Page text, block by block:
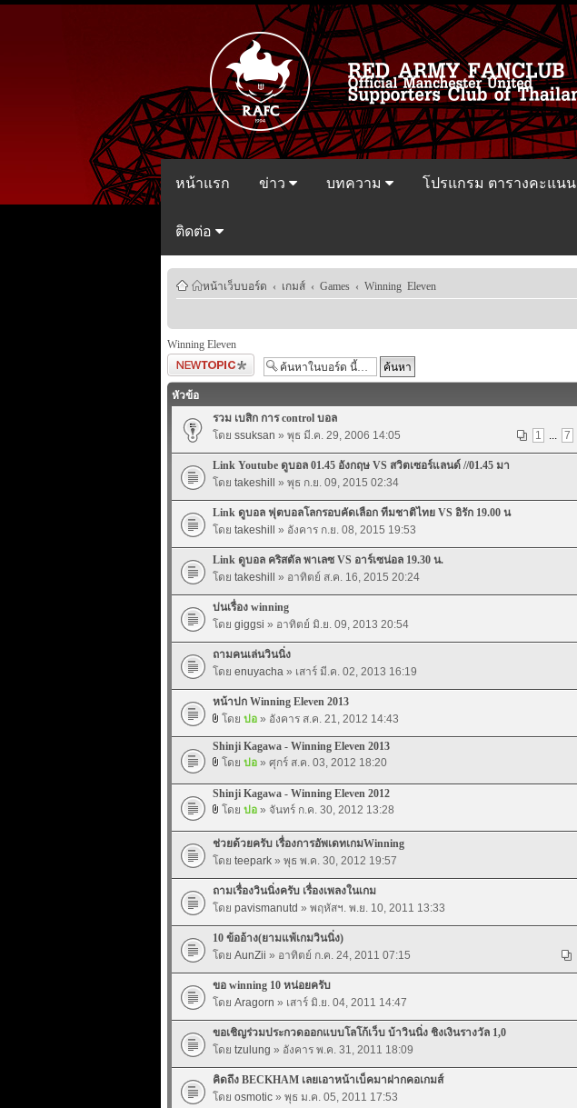
หน้าแรก ข่าว บทความ โปรแกรม ตารางคะแนน
ติดต่อ
หน้าเว็บบอร์ด ‹ เกมส์ ‹ Games ‹ Winning Eleven
Winning Eleven
ตั้งกระทู้ใหม่
หัวข้อ
รวม เบสิก การ control บอล
1
... 7
โดย ssuksan » พุธ มี.ค. 29, 2006 14:05
Link Youtube ดูบอล 01.45 อังกฤษ VS สวิตเซอร์แลนด์ //01.45 มา
โดย takeshill » พุธ ก.ย. 09, 2015 02:34
Link ดูบอล ฟุตบอลโลกรอบคัดเลือก ทีมชาติไทย VS อิรัก 19.00 น
โดย takeshill » อังคาร ก.ย. 08, 2015 19:53
Link ดูบอล คริสตัล พาเลซ VS อาร์เซน่อล 19.30 น.
โดย takeshill » อาทิตย์ ส.ค. 16, 2015 20:24
บ่นเรื่อง winning
โดย giggsi » อาทิตย์ มิ.ย. 09, 2013 20:54
ถามคนเล่นวินนิ่ง
โดย enuyacha» เสาร์ มี.ค. 02, 2013 16:19
หน้าปก Winning Eleven 2013
โดย ปอ» อังคาร ส.ค. 21, 2012 14:43
Shinji Kagawa - Winning Eleven 2013
โดย ปอ» ศุกร์ ส.ค. 03, 2012 18:20
Shinji Kagawa - Winning Eleven 2012
โดย ปอ» จันทร์ ก.ค. 30, 2012 13:28
ช่วยด้วยครับ เรื่องการอัพเดทเกมWinning
โดย teepark» พุธ พ.ค. 30, 2012 19:57
ถามเรื่องวินนิ่งครับ เรื่องเพลงในเกม
โดย pavismanutd » พฤหัสฯ. พ.ย. 10, 2011 13:33
10 ข้ออ้าง(ยามแพ้เกมวินนิ่ง)
โดย AunZii » อาทิตย์ ก.ค. 24, 2011 07:15
ขอ winning 10 หน่อยครับ
โดย Aragorn » เสาร์ มิ.ย. 04, 2011 14:47
ขอเชิญร่วมประกวดออกแบบโลโก้เว็บ บ้าวินนิ่ง ชิงเงินรางวัล 1,0
โดย tzulung » อังคาร พ.ค. 31, 2011 18:09
คิดถึง BECKHAM เลยเอาหน้าเบ็คมาฝากคอเกมส์
โดย osmotic» พุธ ม.ค. 05, 2011 17:53